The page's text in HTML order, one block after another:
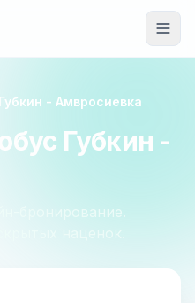
Губкин - Амвросиевка
Губкин -
бронирование.
наценок.